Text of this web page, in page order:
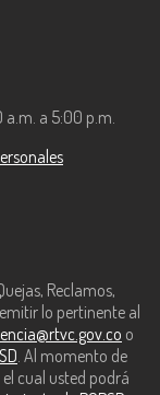
a.m. a 5:00 p.m.
Reclamos,
lo pertinente al
o
. Al momento de
cual usted podrá